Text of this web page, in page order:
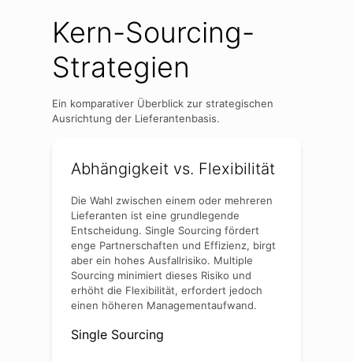
Kern-Sourcing-
Strategien
Ein komparativer Überblick zur strategischen
Ausrichtung der Lieferantenbasis.
Abhängigkeit vs. Flexibilität
Die Wahl zwischen einem oder mehreren
Lieferanten ist eine grundlegende
Entscheidung. Single Sourcing fördert
enge Partnerschaften und Effizienz, birgt
aber ein hohes Ausfallrisiko. Multiple
Sourcing minimiert dieses Risiko und
erhöht die Flexibilität, erfordert jedoch
einen höheren Managementaufwand.
Single Sourcing